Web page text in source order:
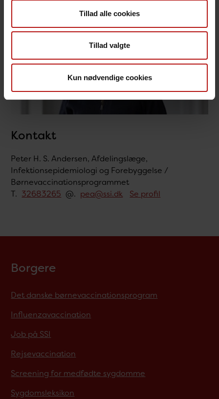
Tillad alle cookies
Tillad valgte
Kun nødvendige cookies
Kontakt
Peter H. S. Andersen, Afdelingslæge,
Infektionsepidemiologi og Forebyggelse /
Børnevaccinationsprogrammet
T. 32683265 @. pea@ssi.dk Se profil
Borgere
Det danske børnevaccinationsprogram
Influenzavaccination
Job på SSI
Rejsevaccination
Screening for medfødte sygdomme
Sygdomsleksikon